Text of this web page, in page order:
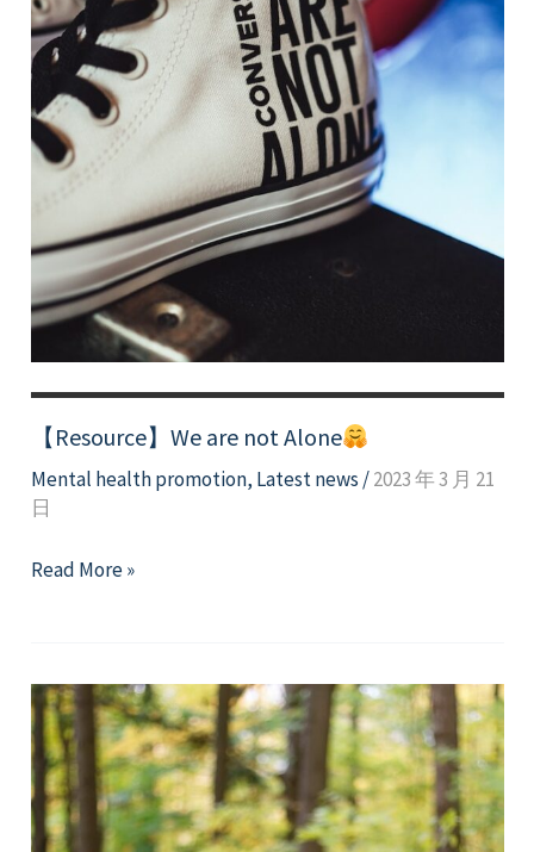
【Resource】We are not Alone
Mental health promotion, Latest news /2023 年 3 月 21
日
【Resource】
Alone
Read More »